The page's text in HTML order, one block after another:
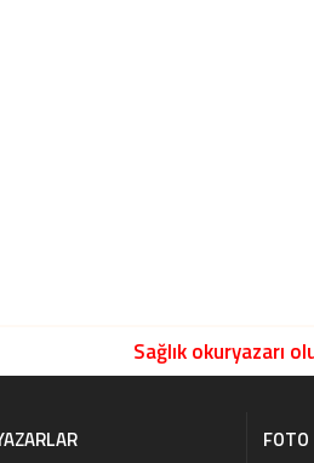
Sağlık okuryazarı
FOTO